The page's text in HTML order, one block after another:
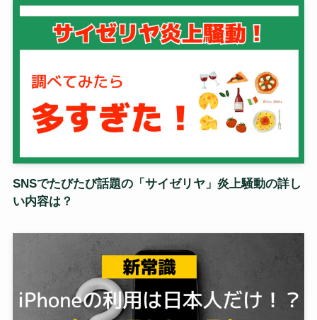
SNSでたびたび話題の「サイゼリヤ」炎上騒動の詳し
い内容は？